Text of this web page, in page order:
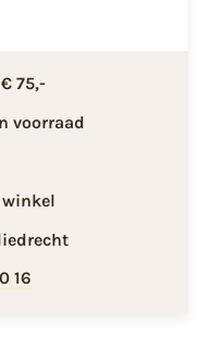
75,-
voorraad
winkel
16